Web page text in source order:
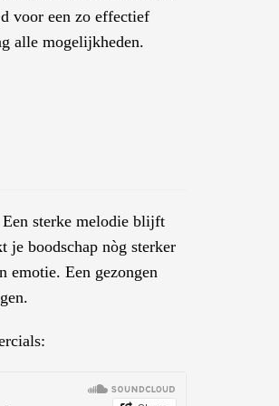
voor een zo effectief
alle mogelijkheden.
sterke melodie blijft
je boodschap nòg sterker
emotie. Een gezongen